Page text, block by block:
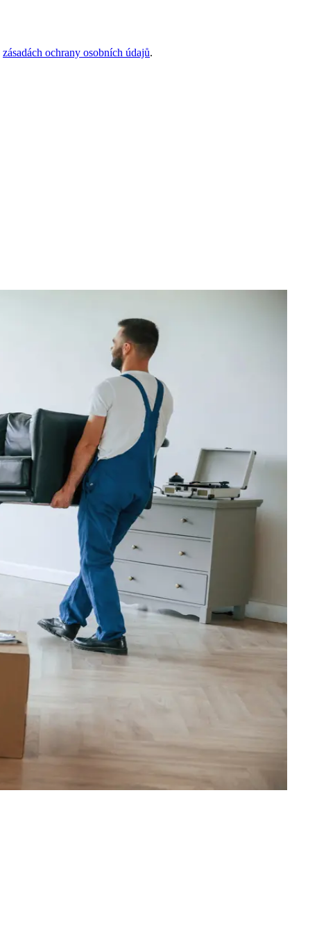
zásadách ochrany osobních údajů.